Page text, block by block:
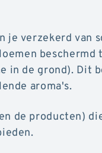
verzekerd van
beschermd
de grond). Dit
aroma's.
de producten)